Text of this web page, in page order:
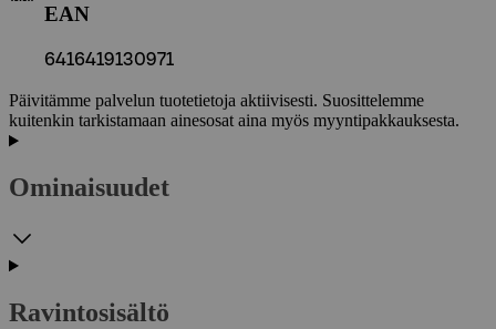
EAN
6416419130971
Päivitämme palvelun tuotetietoja aktiivisesti. Suosittelemme
kuitenkin tarkistamaan ainesosat aina myös myyntipakkauksesta.
Ominaisuudet
Ravintosisältö